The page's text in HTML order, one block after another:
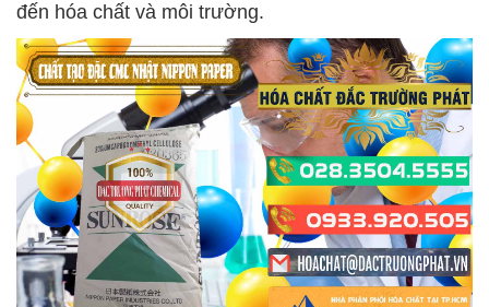
đến hóa chất và môi trường.